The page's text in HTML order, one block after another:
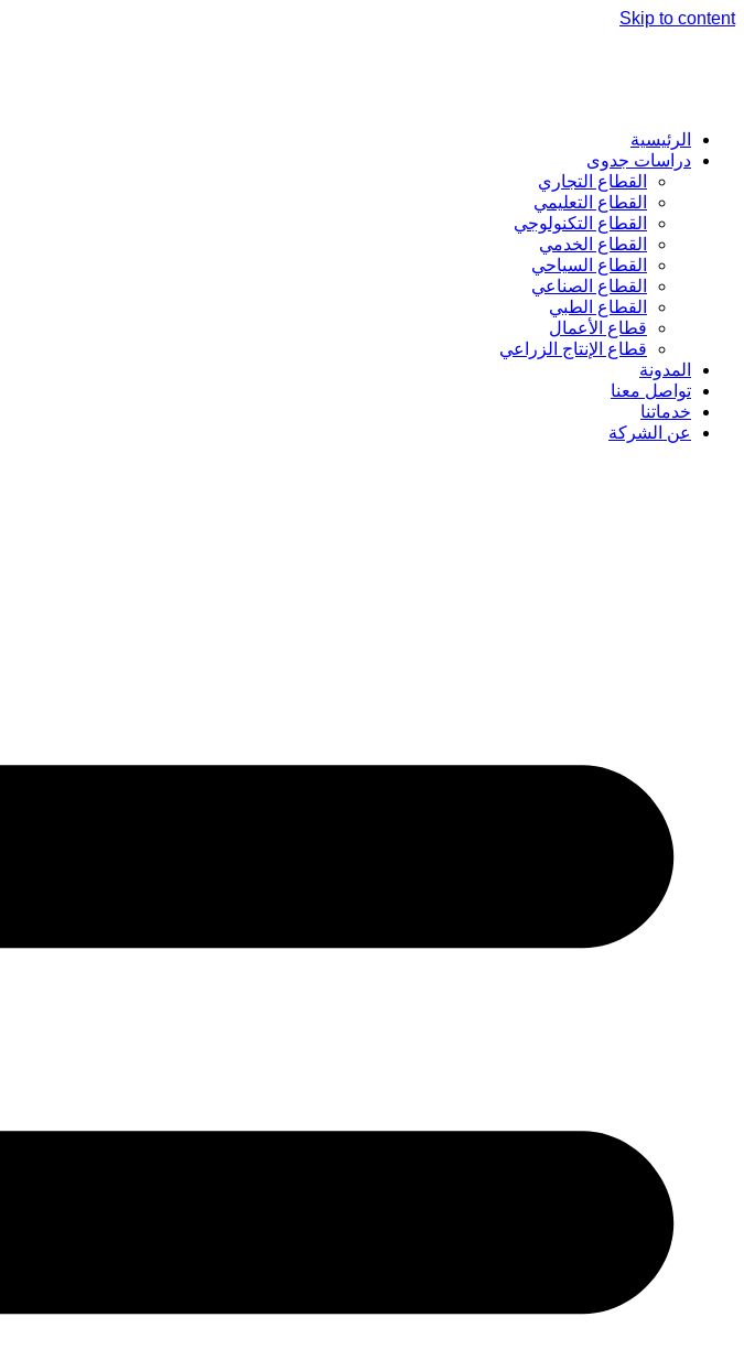
Skip to content
الرئيسية
دراسات جدوى
القطاع التجاري
القطاع التعليمي
القطاع التكنولوجي
القطاع الخدمي
القطاع السياحي
القطاع الصناعي
القطاع الطبي
قطاع الأعمال
قطاع الإنتاج الزراعي
المدونة
تواصل معنا
خدماتنا
عن الشركة